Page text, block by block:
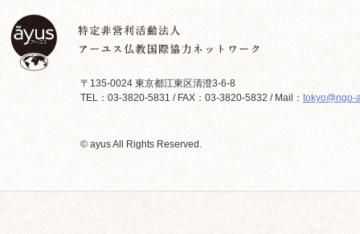
〒135-0024 東京都江東区清澄3-6-8
TEL：03-3820-5831 / FAX：03-3820-5832 / Mail： tokyo@ngo-
© ayus All Rights Reserved.